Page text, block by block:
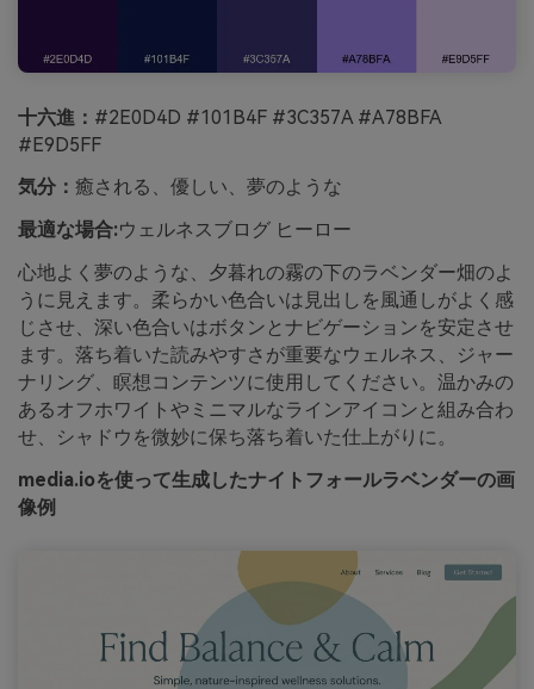
十六進： #2E0D4D #101B4F #3C357A #A78BFA
#E9D5FF
気分： 癒される、優しい、夢のような
最適な場合:ウェルネスブログ ヒーロー
心地よく夢のような、夕暮れの霧の下のラベンダー畑のよ
うに見えます。柔らかい色合いは見出しを風通しがよく感
じさせ、深い色合いはボタンとナビゲーションを安定させ
ます。落ち着いた読みやすさが重要なウェルネス、ジャー
ナリング、瞑想コンテンツに使用してください。温かみの
あるオフホワイトやミニマルなラインアイコンと組み合わ
せ、シャドウを微妙に保ち落ち着いた仕上がりに。
media.ioを使って生成したナイトフォールラベンダーの画
像例